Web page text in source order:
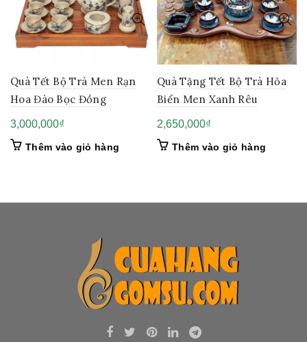
Quà Tết Bộ Trà Men Rạn
Hoa Đào Bọc Đồng
3,000,000₫
Thêm vào giỏ hàng
Quà Tặng Tết Bộ Trà Hỏa
Biển Men Xanh Rêu
2,650,000₫
Thêm vào giỏ hàng